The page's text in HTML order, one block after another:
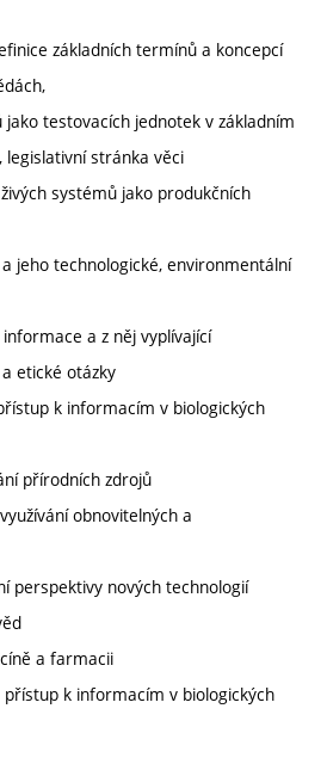
základních termínů a koncepcí
jako testovacích jednotek v základním
legislativní stránka věci
systémů jako produkčních
jeho technologické, environmentální
a z něj vyplívající
etické otázky
k informacím v biologických
přírodních zdrojů
obnovitelných a
perspektivy nových technologií
a farmacii
k informacím v biologických